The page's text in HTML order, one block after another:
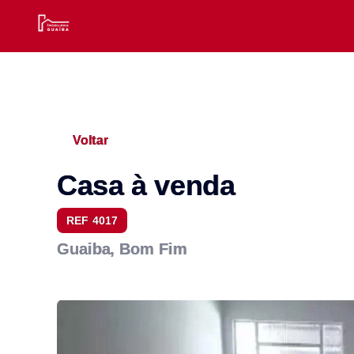
Voltar
Casa à venda
REF 4017
Guaiba, Bom Fim